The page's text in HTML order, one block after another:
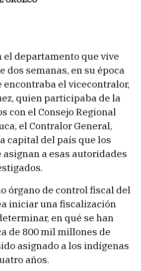
el departamento que vive
dos semanas, en su época
encontraba el vicecontralor,
quien participaba de la
con el Consejo Regional
el Contralor General,
capital del país que los
asignan a esas autoridades
órgano de control fiscal del
iniciar una fiscalización
en qué se han
de 800 mil millones de
asignado a los indígenas
años.